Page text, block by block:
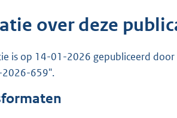
over deze
is op 14-01-2026 gepubliceerd
659".